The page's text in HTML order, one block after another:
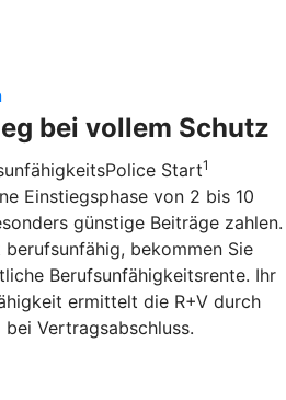
bei vollem Schutz
Start1
Einstiegsphase von 2 bis 10
günstige Beiträge zahlen.
bekommen Sie
Berufsunfähigkeitsrente. Ihr
ermittelt die R+V durch
Vertragsabschluss.